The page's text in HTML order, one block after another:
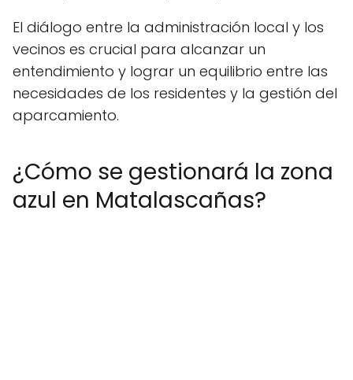
El diálogo entre la administración local y los
vecinos es crucial para alcanzar un
entendimiento y lograr un equilibrio entre las
necesidades de los residentes y la gestión del
aparcamiento.
¿Cómo se gestionará la zona
azul en Matalascañas?